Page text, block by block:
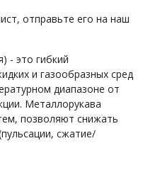
отправьте его на наш
- это гибкий
и газообразных сред
диапазоне от
Металлорукава
позволяют снижать
сжатие/